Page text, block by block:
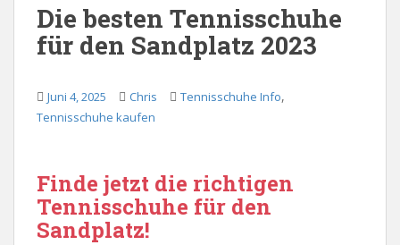
Die besten Tennisschuhe
für den Sandplatz 2023
Juni 4, 2025 Chris Tennisschuhe Info,
Tennisschuhe kaufen
Finde jetzt die richtigen
Tennisschuhe für den
Sandplatz!